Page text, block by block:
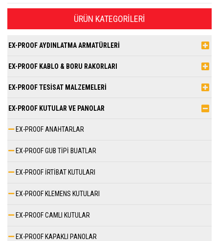
ÜRÜN KATEGORILERI
EX-PROOF AYDINLATMA ARMATÜRLERİ
EX-PROOF KABLO & BORU RAKORLARI
EX-PROOF TESİSAT MALZEMELERİ
EX-PROOF KUTULAR VE PANOLAR
EX-PROOF ANAHTARLAR
EX-PROOF GUB TİPİ BUATLAR
EX-PROOF İRTİBAT KUTULARI
EX-PROOF KLEMENS KUTULARI
EX-PROOF CAMLI KUTULAR
EX-PROOF KAPAKLI PANOLAR